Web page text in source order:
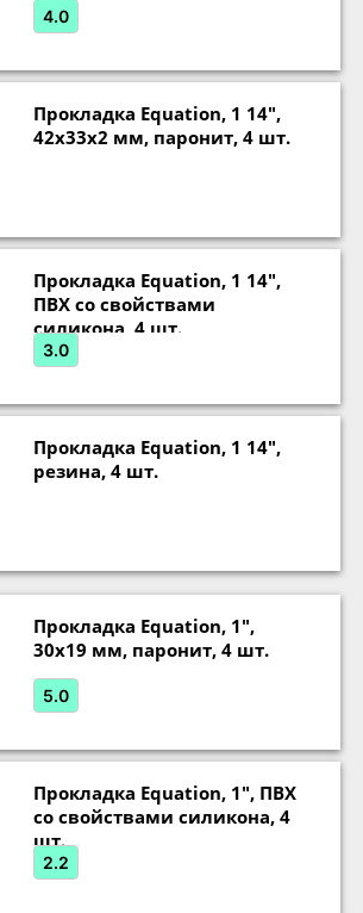
4.0
Прокладка Equation, 1 14",
42х33х2 мм, паронит, 4 шт.
Прокладка Equation, 1 14",
ПВХ со свойствами
силикона, 4 шт.
3.0
Прокладка Equation, 1 14",
резина, 4 шт.
Прокладка Equation, 1",
30х19 мм, паронит, 4 шт.
5.0
Прокладка Equation, 1", ПВХ
со свойствами силикона, 4
шт.
2.2